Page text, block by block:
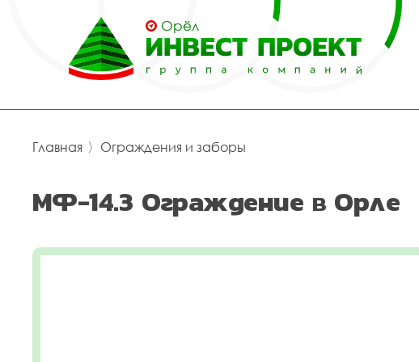
Орёл
Главная 〉 Ограждения и заборы
МФ-14.3 Ограждение в Орле